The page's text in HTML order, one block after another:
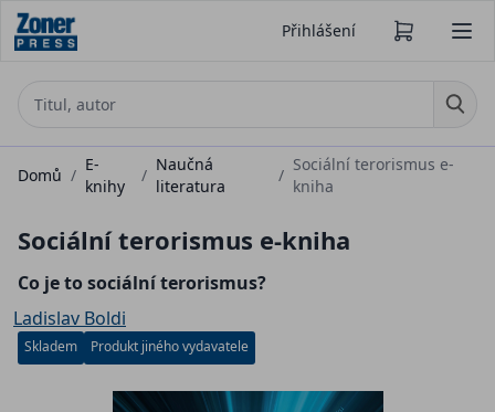
Přihlášení
Domů /
E-
knihy
/
Naučná
literatura
/
Sociální terorismus e-
kniha
Sociální terorismus e-kniha
Co je to sociální terorismus?
Ladislav Boldi
Skladem Produkt jiného vydavatele